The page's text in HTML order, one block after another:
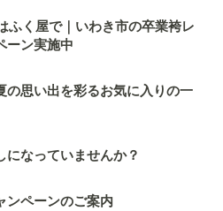
ふく屋で｜いわき市の卒業袴レ
ーン実施中
の思い出を彩るお気に入りの一
になっていませんか？
ンペーンのご案内